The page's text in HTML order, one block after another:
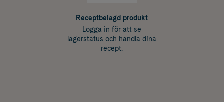
Receptbelagd produkt
Logga in för att se
lagerstatus och handla dina
recept.